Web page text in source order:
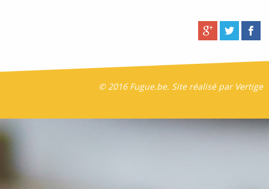
© 2016 Fugue.be. Site réalisé par Vertige